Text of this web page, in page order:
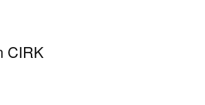
CIRK